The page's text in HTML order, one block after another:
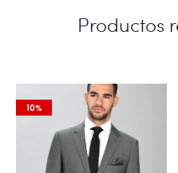
Productos
10%